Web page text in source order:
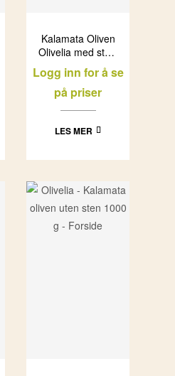
Kalamata Oliven
Olivelia med stein
(6x1L)
Logg inn for å se
på priser
LES MER